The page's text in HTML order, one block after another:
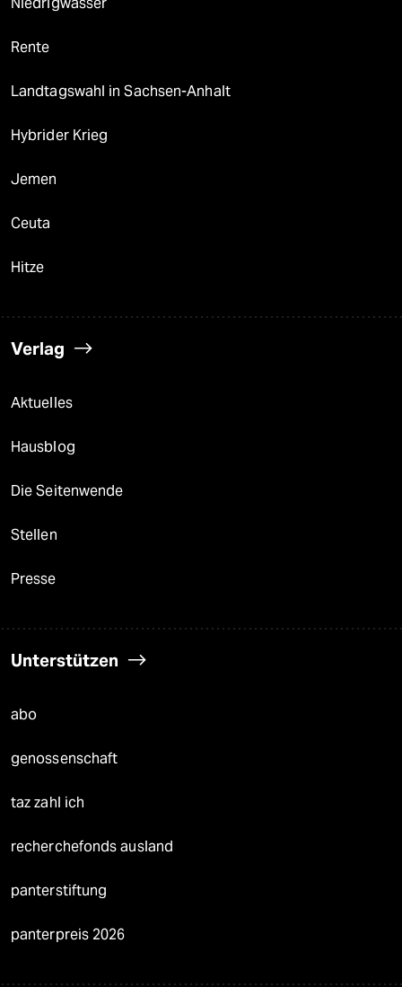
Rente
Landtagswahl in Sachsen-Anhalt
Hybrider Krieg
Jemen
Ceuta
Hitze
Verlag
Aktuelles
Hausblog
Die Seitenwende
Stellen
Presse
Unterstützen
abo
genossenschaft
taz zahl ich
recherchefonds ausland
panterstiftung
panterpreis 2026